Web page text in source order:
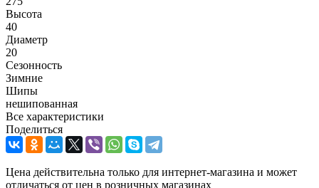
Высота
40
Диаметр
20
Сезонность
Зимние
Шипы
нешипованная
Все характеристики
Поделиться
Цена действительна только для интернет-магазина и может
отличаться от цен в розничных магазинах